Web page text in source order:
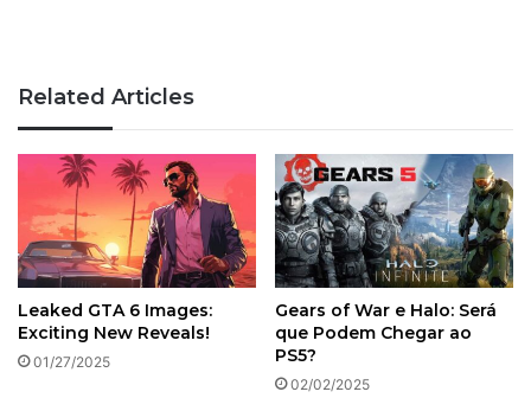
Related Articles
Leaked GTA 6 Images:
Exciting New Reveals!
01/27/2025
Gears of War e Halo: Será
que Podem Chegar ao
PS5?
02/02/2025